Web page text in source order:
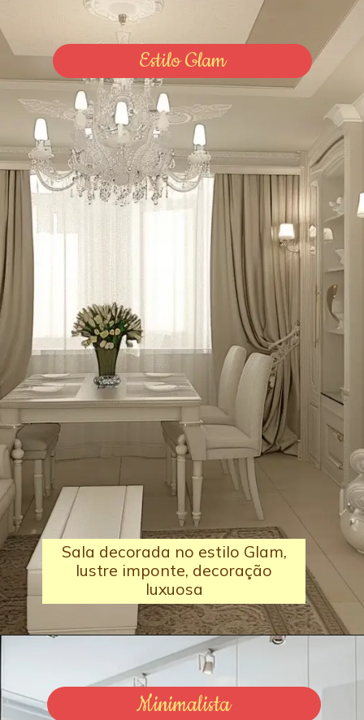
Estilo Glam
Sala decorada no estilo Glam,
lustre imponte, decoração
luxuosa
Minimalista